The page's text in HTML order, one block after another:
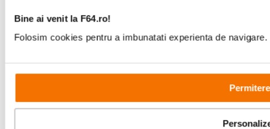
Bine ai venit la F64.ro!
Folosim cookies pentru a imbunatati experienta de
Copyright © F64 2001 - 2026
Parteneri tehnologie: